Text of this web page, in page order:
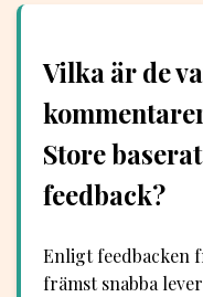
Vilka är de
Store
feedback?
Enligt feedbacken
främst snabba